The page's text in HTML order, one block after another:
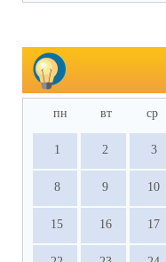
пн вт ср
1 2 3
8 9 10
15 16 17